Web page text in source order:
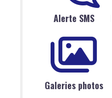
Alerte SMS
Galeries photos